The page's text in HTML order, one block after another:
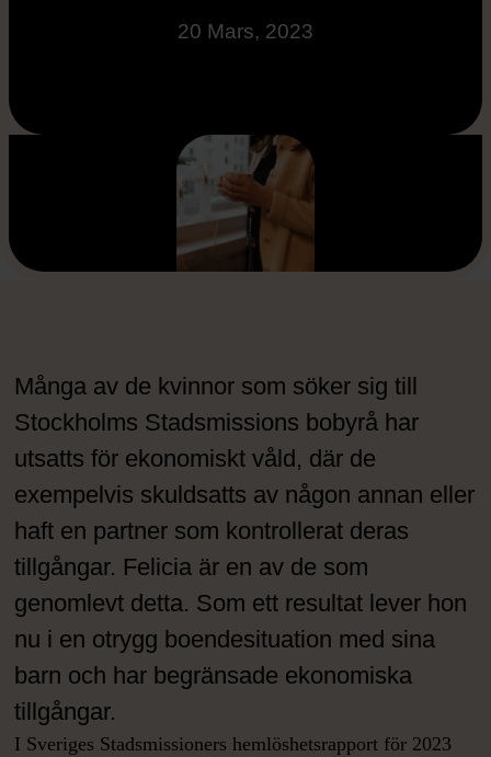
20 Mars, 2023
Många av de kvinnor som söker sig till
Stockholms Stadsmissions bobyrå har
utsatts för ekonomiskt våld, där de
exempelvis skuldsatts av någon annan eller
haft en partner som kontrollerat deras
tillgångar. Felicia är en av de som
genomlevt detta. Som ett resultat lever hon
nu i en otrygg boendesituation med sina
barn och har begränsade ekonomiska
tillgångar.
I Sveriges Stadsmissioners hemlöshetsrapport för 2023